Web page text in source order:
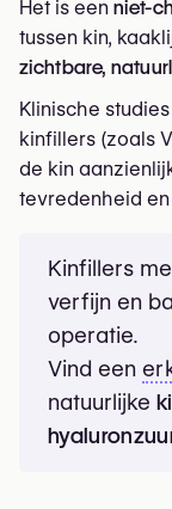
Het is een niet-
tussen kin,
zichtbare,
Klinische
kinfillers (zoals
de kin
tevredenheid
Kinfillers
verfijn en
operatie.
Vind een
natuurlijke